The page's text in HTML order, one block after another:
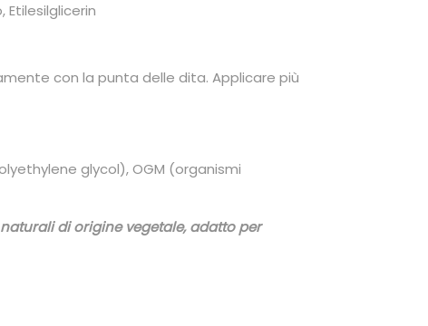
con la punta delle dita. Applicare più
glycol), OGM (organismi
di origine vegetale, adatto per